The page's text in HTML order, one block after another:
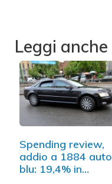
Leggi anche
Spending review,
addio a 1884 auto
blu: 19,4% in…